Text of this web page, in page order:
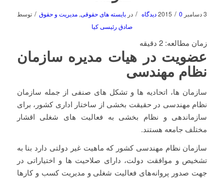
3 دسامبر 2015 / 0 دیدگاه / در بایسته های حقوقی, مدیریت و حقوق / توسط
صادق رئیسی کیا
زمان مطالعه: 2 دقیقه
عضویت در هیات مدیره سازمان
نظام مهندسی
سازمان ها، اتحادیه ها و تشکل های صنفی از جمله سازمان
نظام مهندسی در حقیقت بخشی از ساختار اداری کشور، برای
سازماندهی و نظام بخشی به فعالیت های شغلی اقشار
مختلف جامعه هستند.
سازمان نظام مهندسی کشور که ماهیت غیر دولتی دارد بنا به
تشخیص و موافقت دولت، دارای صلاحیت ها و اختیاراتی در
جهت صدور پروانه‌های فعالیت شغلی و مدیریت کسب و کارها